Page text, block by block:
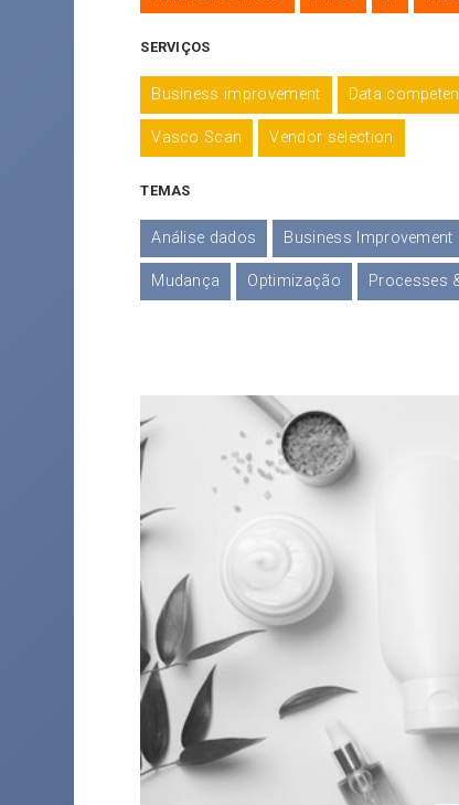
SERVIÇOS
Business improvement Data
Vasco Scan Vendor selection
TEMAS
Análise dados Business Improvement
Mudança Optimização Processes